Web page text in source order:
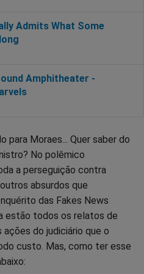
para Moraes... Quer saber do
No polêmico
a perseguição contra
absurdos que
das Fakes News
estão todos os relatos de
do judiciário que o
custo. Mas, como ter esse